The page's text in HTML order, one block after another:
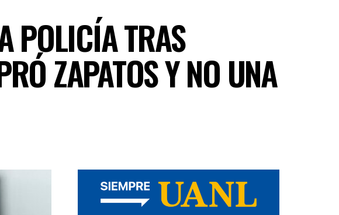
POLICÍA TRAS
ZAPATOS Y NO UNA